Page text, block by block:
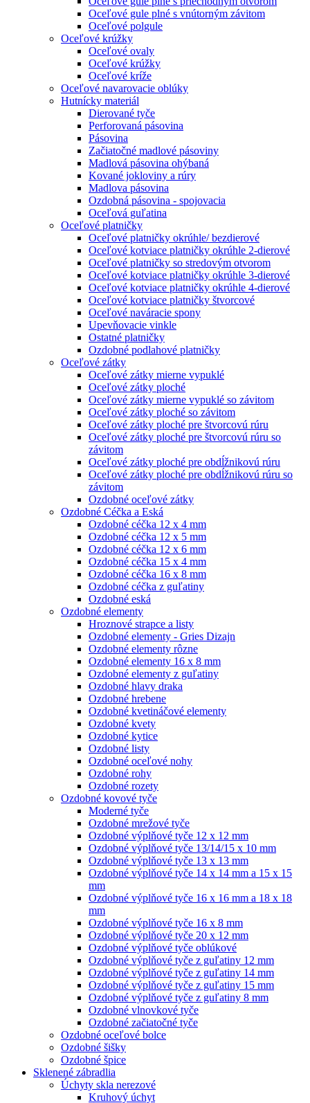
Oceľové gule plné s vnútorným závitom
Oceľové polgule
Oceľové krúžky
Oceľové ovaly
Oceľové krúžky
Oceľové kríže
Oceľové navarovacie oblúky
Hutnícky materiál
Dierované tyče
Perforovaná pásovina
Pásovina
Začiatočné madlové pásoviny
Madlová pásovina ohýbaná
Kované jokloviny a rúry
Madlova pásovina
Ozdobná pásovina - spojovacia
Oceľová guľatina
Oceľové platničky
Oceľové platničky okrúhle/ bezdierové
Oceľové kotviace platničky okrúhle 2-dierové
Oceľové platničky so stredovým otvorom
Oceľové kotviace platničky okrúhle 3-dierové
Oceľové kotviace platničky okrúhle 4-dierové
Oceľové kotviace platničky štvorcové
Oceľové naváracie spony
Upevňovacie vinkle
Ostatné platničky
Ozdobné podlahové platničky
Oceľové zátky
Oceľové zátky mierne vypuklé
Oceľové zátky ploché
Oceľové zátky mierne vypuklé so závitom
Oceľové zátky ploché so závitom
Oceľové zátky ploché pre štvorcovú rúru
Oceľové zátky ploché pre štvorcovú rúru so
závitom
Oceľové zátky ploché pre obdĺžnikovú rúru
Oceľové zátky ploché pre obdĺžnikovú rúru so
závitom
Ozdobné oceľové zátky
Ozdobné Céčka a Eská
Ozdobné céčka 12 x 4 mm
Ozdobné céčka 12 x 5 mm
Ozdobné céčka 12 x 6 mm
Ozdobné céčka 15 x 4 mm
Ozdobné céčka 16 x 8 mm
Ozdobné céčka z guľatiny
Ozdobné eská
Ozdobné elementy
Hroznové strapce a listy
Ozdobné elementy - Gries Dizajn
Ozdobné elementy rôzne
Ozdobné elementy 16 x 8 mm
Ozdobné elementy z guľatiny
Ozdobné hlavy draka
Ozdobné hrebene
Ozdobné kvetináčové elementy
Ozdobné kvety
Ozdobné kytice
Ozdobné listy
Ozdobné oceľové nohy
Ozdobné rohy
Ozdobné rozety
Ozdobné kovové tyče
Moderné tyče
Ozdobné mrežové tyče
Ozdobné výplňové tyče 12 x 12 mm
Ozdobné výplňové tyče 13/14/15 x 10 mm
Ozdobné výplňové tyče 13 x 13 mm
Ozdobné výplňové tyče 14 x 14 mm a 15 x 15
mm
Ozdobné výplňové tyče 16 x 16 mm a 18 x 18
mm
Ozdobné výplňové tyče 16 x 8 mm
Ozdobné výplňové tyče 20 x 12 mm
Ozdobné výplňové tyče oblúkové
Ozdobné výplňové tyče z guľatiny 12 mm
Ozdobné výplňové tyče z guľatiny 14 mm
Ozdobné výplňové tyče z guľatiny 15 mm
Ozdobné výplňové tyče z guľatiny 8 mm
Ozdobné vlnovkové tyče
Ozdobné začiatočné tyče
Ozdobné oceľové bolce
Ozdobné šišky
Ozdobné špice
Sklenené zábradlia
Úchyty skla nerezové
Kruhový úchyt